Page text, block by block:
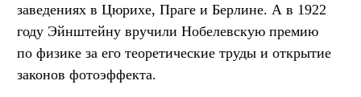
заведениях в Цюрихе, Праге и Берлине. А в 1922
году Эйнштейну вручили Нобелевскую премию
по физике за его теоретические труды и открытие
законов фотоэффекта.